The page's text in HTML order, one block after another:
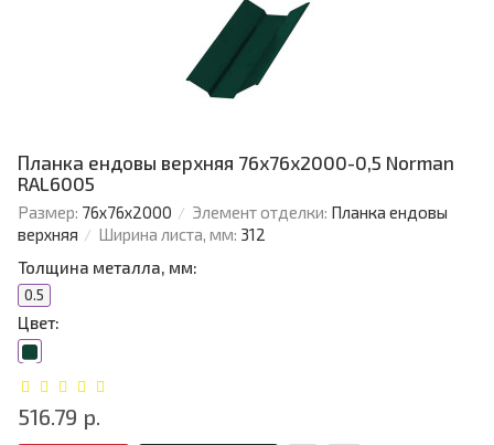
Планка ендовы верхняя 76х76х2000-0,5 Norman
RAL6005
Размер: 76х76х2000 Элемент отделки: Планка ендовы
верхняя
Ширина листа, мм: 312
Толщина металла, мм:
0.5
Цвет:
516.79 р.